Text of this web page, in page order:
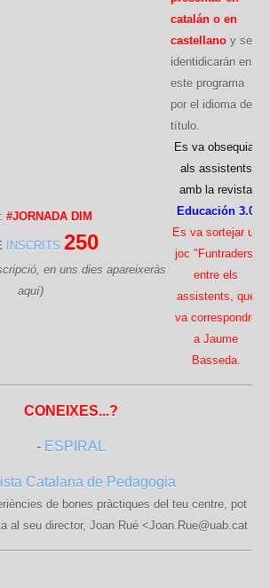
catalán o en
castellano y se
identidicarán en
este programa
por el idioma del
título.
#JORNADA DIM
INSCRITS 250
en uns dies apareixeràs
aquí)
Es va obsequiar
als assistents
amb la revista
Educación 3.0
Es va sortejar un
joc "Funtraders"
entre els
assistents, que
va correspondre
a Jaume
Basseda.
CONEIXES...?
- ESPIRAL
Catalana de Pedagogia
de bones pràctiques del teu centre, pot
al seu director, Joan Rué <Joan.Rue@uab.cat